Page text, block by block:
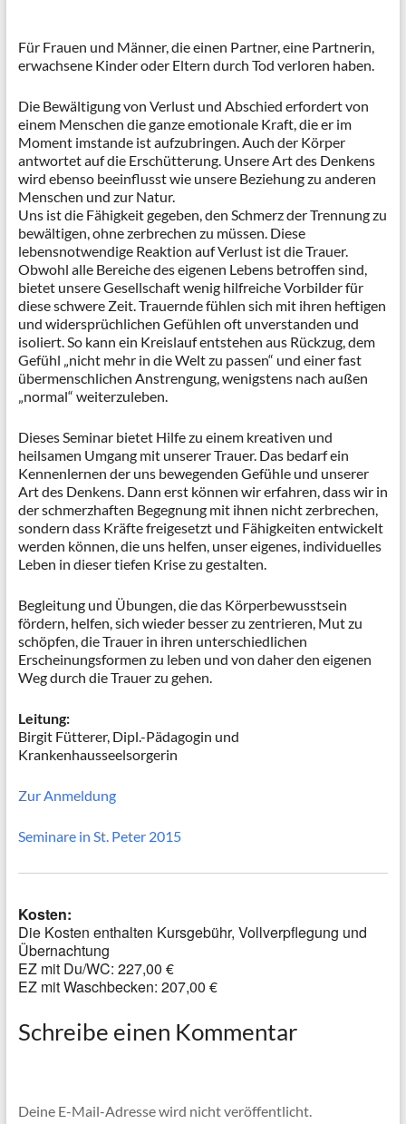
Für Frauen und Männer, die einen Partner, eine Partnerin,
erwachsene Kinder oder Eltern durch Tod verloren haben.
Die Bewältigung von Verlust und Abschied erfordert von
einem Menschen die ganze emotionale Kraft, die er im
Moment imstande ist aufzubringen. Auch der Körper
antwortet auf die Erschütterung. Unsere Art des Denkens
wird ebenso beeinflusst wie unsere Beziehung zu anderen
Menschen und zur Natur.
Uns ist die Fähigkeit gegeben, den Schmerz der Trennung zu
bewältigen, ohne zerbrechen zu müssen. Diese
lebensnotwendige Reaktion auf Verlust ist die Trauer.
Obwohl alle Bereiche des eigenen Lebens betroffen sind,
bietet unsere Gesellschaft wenig hilfreiche Vorbilder für
diese schwere Zeit. Trauernde fühlen sich mit ihren heftigen
und widersprüchlichen Gefühlen oft unverstanden und
isoliert. So kann ein Kreislauf entstehen aus Rückzug, dem
Gefühl „nicht mehr in die Welt zu passen“ und einer fast
übermenschlichen Anstrengung, wenigstens nach außen
„normal“ weiterzuleben.
Dieses Seminar bietet Hilfe zu einem kreativen und
heilsamen Umgang mit unserer Trauer. Das bedarf ein
Kennenlernen der uns bewegenden Gefühle und unserer
Art des Denkens. Dann erst können wir erfahren, dass wir in
der schmerzhaften Begegnung mit ihnen nicht zerbrechen,
sondern dass Kräfte freigesetzt und Fähigkeiten entwickelt
werden können, die uns helfen, unser eigenes, individuelles
Leben in dieser tiefen Krise zu gestalten.
Begleitung und Übungen, die das Körperbewusstsein
fördern, helfen, sich wieder besser zu zentrieren, Mut zu
schöpfen, die Trauer in ihren unterschiedlichen
Erscheinungsformen zu leben und von daher den eigenen
Weg durch die Trauer zu gehen.
Leitung:
Birgit Fütterer, Dipl.-Pädagogin und
Krankenhausseelsorgerin
Zur Anmeldung
Seminare in St. Peter 2015
Kosten:
Die Kosten enthalten Kursgebühr, Vollverpflegung und
Übernachtung
EZ mit Du/WC: 227,00 €
EZ mit Waschbecken: 207,00 €
Schreibe einen Kommentar
Deine E-Mail-Adresse wird nicht veröffentlicht.